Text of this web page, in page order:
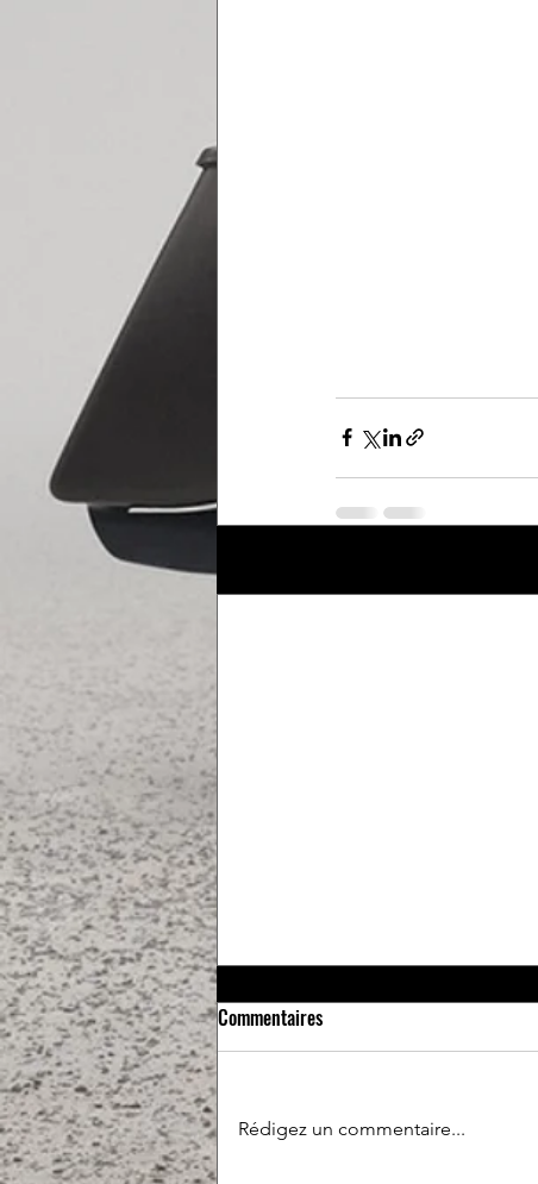
Commentaires
Rédigez un commentaire...